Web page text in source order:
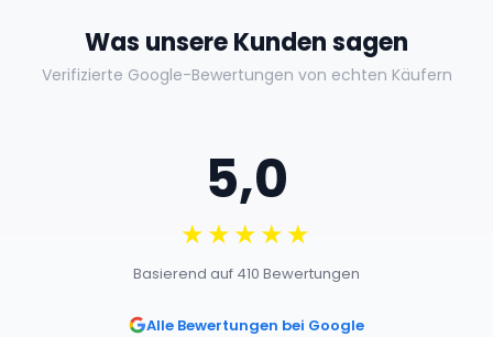
Was unsere Kunden sagen
Verifizierte Google-Bewertungen von echten Käufern
5,0
★★★★★
Basierend auf 410 Bewertungen
Alle Bewertungen bei Google